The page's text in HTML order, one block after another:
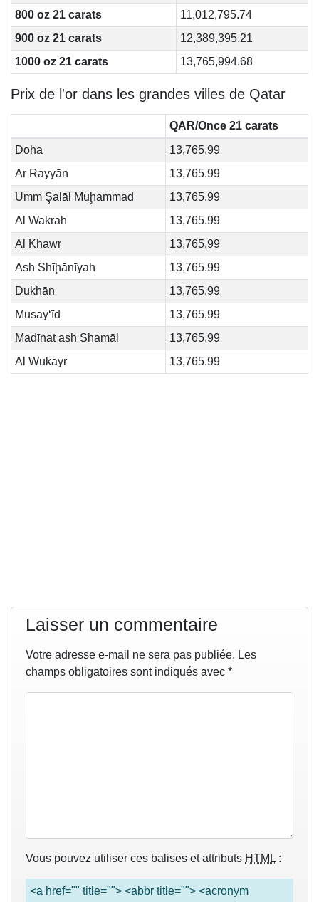
800 oz 21 carats
11,012,795.74
900 oz 21 carats
12,389,395.21
1000 oz 21 carats
13,765,994.68
Prix de l'or dans les grandes villes de Qatar
QAR/Once 21 carats
Doha
13,765.99
Ar Rayyān
13,765.99
Umm Şalāl Muḩammad
13,765.99
Al Wakrah
13,765.99
Al Khawr
13,765.99
Ash Shīḩānīyah
13,765.99
Dukhān
13,765.99
Musay‘īd
13,765.99
Madīnat ash Shamāl
13,765.99
Al Wukayr
13,765.99
Laisser un commentaire
Votre adresse e-mail ne sera pas publiée. Les
champs obligatoires sont indiqués avec *
Vous pouvez utiliser ces balises et attributs HTML :
<a href="" title=""> <abbr title=""> <acronym